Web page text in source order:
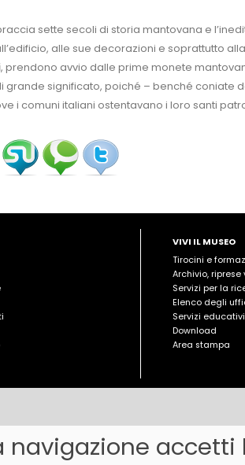
sette secoli di storia mantovana e
alle sue decorazioni e soprattutto
, prendono avvio dalle prime monete
grande significato, poiché – benché coniate
i comuni italiani ostentavano i loro santi
VIVI IL MUSEO
Tirocini e
Archivio,
Servizi per la
Elenco degli
Servizi educativi
Download
Area stampa
navigazione accetti